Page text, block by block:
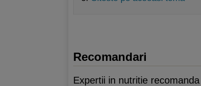
Recomandari
Expertii in nutritie